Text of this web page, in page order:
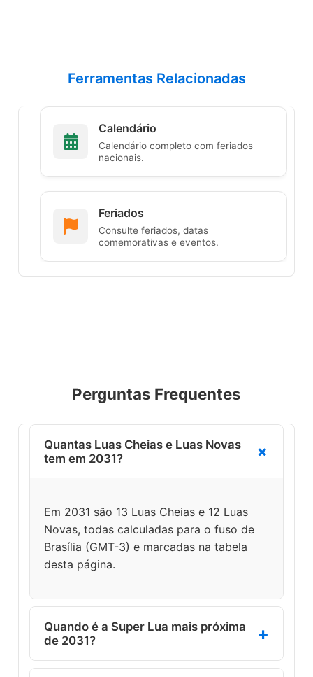
Ferramentas Relacionadas
Calendário
Calendário completo com feriados
nacionais.
Feriados
Consulte feriados, datas
comemorativas e eventos.
Perguntas Frequentes
Quantas Luas Cheias e Luas Novas
tem em 2031?
Em 2031 são 13 Luas Cheias e 12 Luas
Novas, todas calculadas para o fuso de
Brasília (GMT-3) e marcadas na tabela
desta página.
Quando é a Super Lua mais próxima
de 2031?